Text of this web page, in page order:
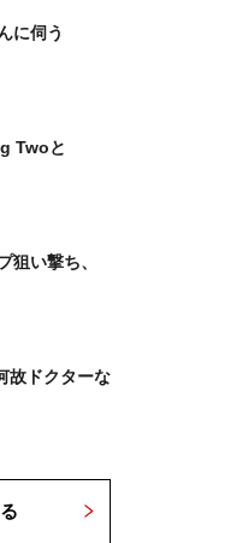
に伺う
Twoと
狙い撃ち、
故ドクターな